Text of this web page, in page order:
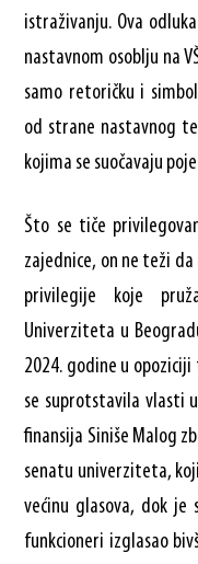
istraživanju. Ova
nastavnom osoblju na
samo retoričku i
od strane nastavnog
kojima se suočavaju
Što se tiče
zajednice, on ne teži
privilegije koje
Univerziteta u
2024. godine u
se suprotstavila vlasti
finansija Siniše Malog
senatu univerziteta,
većinu glasova, dok
funkcioneri izglasao